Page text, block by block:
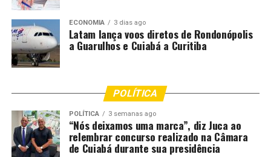
conforme os editais, são RG, CPF, Título de Eleitor, PIS
ou PASEP, Certificado de Reservista, conta corrente no
Banco do Brasil, caso haja, comprovante de residência,
diploma ou certificado de conclusão de curso
acompanhado do histórico escolar, exame admissional e
candidato que chegar atrasado e cujo nome já tenha sido
chamado será realocado ao final da lista de
chamamento. O comparecimento em horário diferente
ECONOMIA 3 dias ago
Latam lança voos diretos de Rondonópolis
a Guarulhos e Cuiabá a Curitiba
POLÍTICA
POLÍTICA 3 semanas ago
“Nós deixamos uma marca”, diz Juca ao
relembrar concurso realizado na Câmara
de Cuiabá durante sua presidência